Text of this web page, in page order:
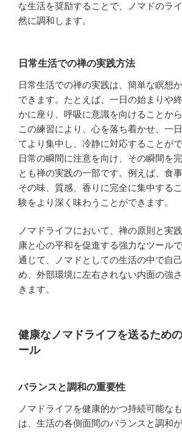
な生活を奨励することで、ノマドのラ
然に調和します。
日常生活での禅の実践方法
日常生活での禅の実践は、簡単な瞑想
できます。たとえば、一日の始まりや
かに座り、呼吸に意識を向けることから
この練習により、心を落ち着かせ、一
てより集中し、冷静に対応することがで
日常の瞬間に注意を向け、その瞬間を
とも禅の実践の一部です。例えば、食
その味、質感、香りに完全に集中する
験をより深く味わうことができます。
ノマドライフにおいて、禅の原則と実
康と心の平和を促進する強力なツール
通じて、ノマドとしての生活の中で自
め、外部環境に左右されない内面の強
きます。
健康なノマドライフを送るため
ール
バランスと調和の重要性
ノマドライフを健康的かつ持続可能な
は、生活の各側面間のバランスと調和